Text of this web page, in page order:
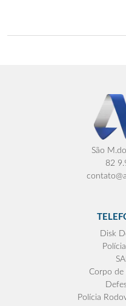
São
82
Disk
Corpo de
Polícia